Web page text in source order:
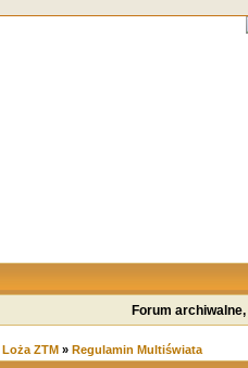
Forum
Loża ZTM» Regulamin Multiświata